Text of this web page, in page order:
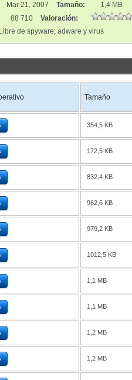
Mar 21, 2007 Tamaño:
1,4 MB
88 710
Valoración:
Libre de spyware, adware y virus
Tamaño
354,5 KB
172,5 KB
832,4 KB
962,6 KB
979,2 KB
1012,5 KB
1,1 MB
1,1 MB
1,2 MB
1,2 MB